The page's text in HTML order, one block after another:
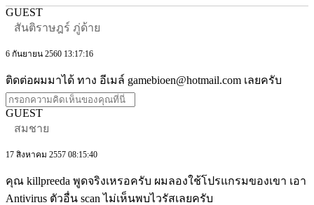
GUEST
สันติราษฎร์ ภู่ด้าย
6 กันยายน 2560 13:17:16
ติดต่อผมมาได้ ทาง อีเมล์ gamebioen@hotmail.com เลยครับ
GUEST
สมชาย
17 สิงหาคม 2557 08:15:40
คุณ killpreeda พูดจริงเหรอครับ ผมลองใช้โปรแกรมของเขา เอา
Antivirus ตัวอื่น scan ไม่เห็นพบไวรัสเลยครับ